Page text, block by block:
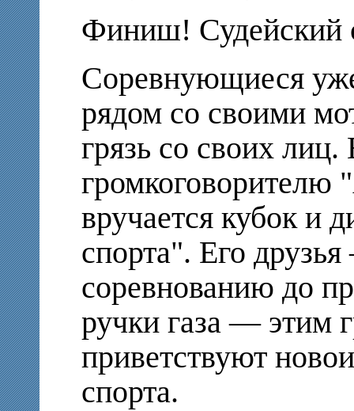
Финиш! Судейский
Соревнующиеся
рядом со своими
грязь со своих
вручается кубок и
спорта". Его
соревнованию до
ручки газа — этим
приветствуют
спорта.